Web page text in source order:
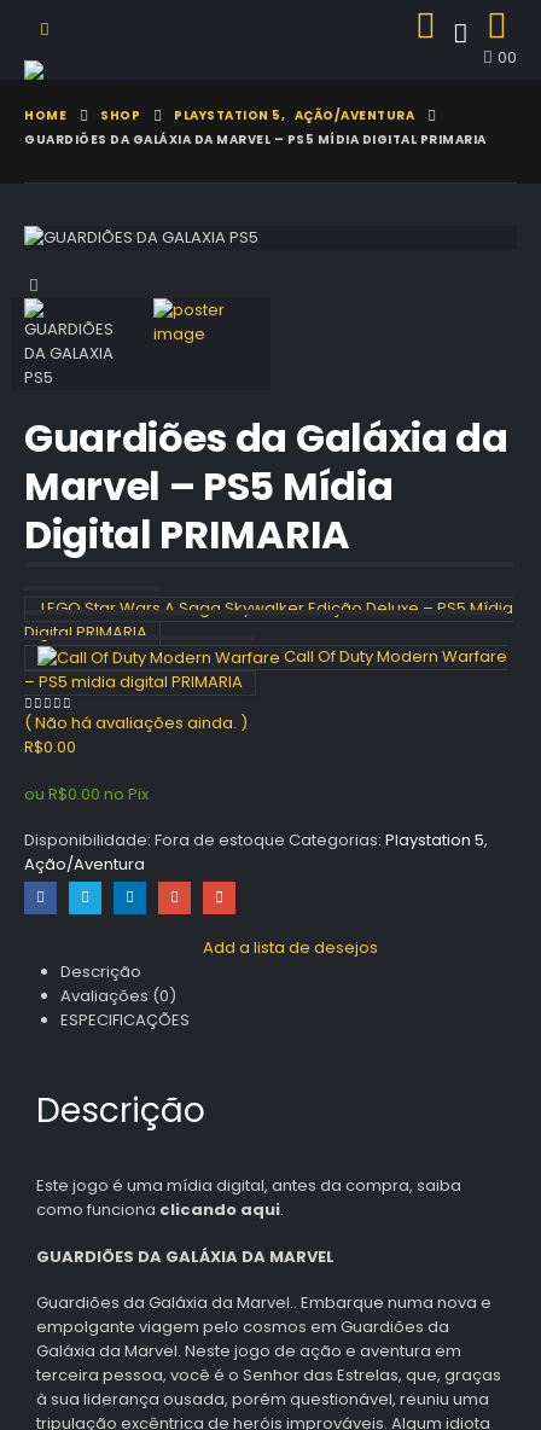
00
HOME SHOP PLAYSTATION 5, AÇÃO/AVENTURA
GUARDIÕES DA GALÁXIA DA MARVEL – PS5 MÍDIA DIGITAL PRIMARIA
Guardiões da Galáxia da
Marvel – PS5 Mídia
Digital PRIMARIA
LEGO Star Wars A Saga Skywalker Edição Deluxe – PS5 Mídia
Digital PRIMARIA
Call Of Duty Modern Warfare
– PS5 midia digital PRIMARIA
0 out of 5
( Não há avaliações ainda. )
R$0.00
ou R$0.00 no Pix
Disponibilidade: Fora de estoque Categorias: Playstation 5,
Ação/Aventura
Add a lista de desejos
Descrição
Avaliações (0)
ESPECIFICAÇÕES
Descrição
Este jogo é uma mídia digital, antes da compra, saiba
como funciona clicando aqui.
GUARDIÕES DA GALÁXIA DA MARVEL
Guardiões da Galáxia da Marvel.. Embarque numa nova e
empolgante viagem pelo cosmos em Guardiões da
Galáxia da Marvel. Neste jogo de ação e aventura em
terceira pessoa, você é o Senhor das Estrelas, que, graças
à sua liderança ousada, porém questionável, reuniu uma
tripulação excêntrica de heróis improváveis. Algum idiota